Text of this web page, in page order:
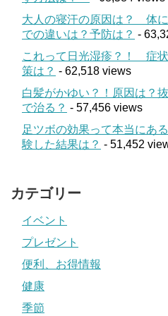
大人の寝汗の原因は？ 体
での違いは？予防は？ -
これって日光湿疹？！ 症
策は？ - 62,518 views
白髪がかゆい？！原因は？
で治る？ - 57,456 views
足ツボの効果って本当にあ
験した結果は？ - 51,452
カテゴリー
イベント
プレゼント
便利、お得情報
健康
季節